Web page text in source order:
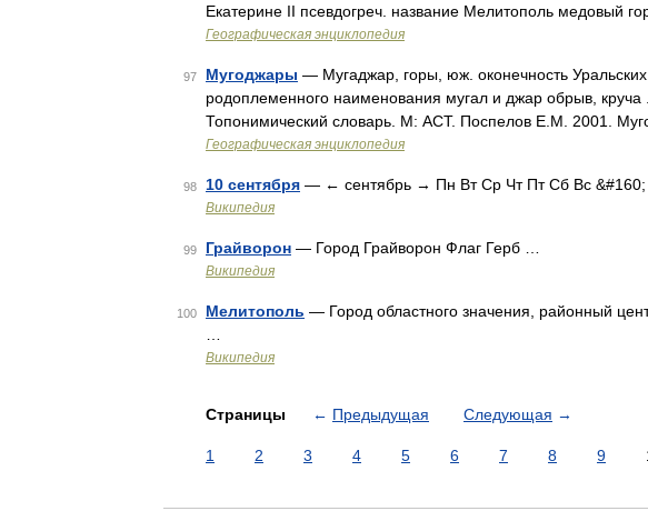
Екатерине II псевдогреч. название Мелитополь медовый
Географическая энциклопедия
97 Мугоджары — Мугаджар, горы, юж. оконечность Уральских
родоплеменного наименования мугал и джар обрыв, круча
Топонимический словарь. М: АСТ. Поспелов Е.М. 2001.
Географическая энциклопедия
98 10 сентября — ← сентябрь → Пн Вт Ср Чт Пт Сб Вс &#160;
Википедия
99 Грайворон — Город Грайворон Флаг Герб …
Википедия
100 Мелитополь — Город областного значения, районный
Википедия
Страницы ← Предыдущая Следующая →
1 2 3 4 5 6 7 8 9